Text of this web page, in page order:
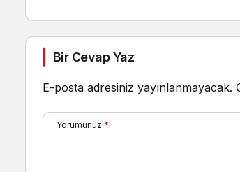
Bir Cevap Yaz
E-posta adresiniz yayınlanmayacak.
Yorumunuz *